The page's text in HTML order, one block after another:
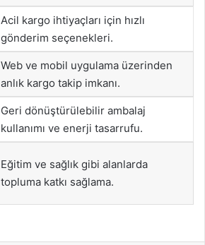
Acil kargo ihtiyaçları için hızlı
gönderim seçenekleri.
Web ve mobil uygulama üzerinden
anlık kargo takip imkanı.
Geri dönüştürülebilir ambalaj
kullanımı ve enerji tasarrufu.
Eğitim ve sağlık gibi alanlarda
topluma katkı sağlama.